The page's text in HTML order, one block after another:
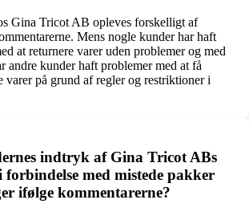
Gina Tricot AB opleves forskelligt af
Mens nogle kunder har haft
at returnere varer uden problemer og med
andre kunder haft problemer med at få
varer på grund af regler og restriktioner i
indtryk af Gina Tricot ABs
forbindelse med mistede pakker
ifølge kommentarerne?